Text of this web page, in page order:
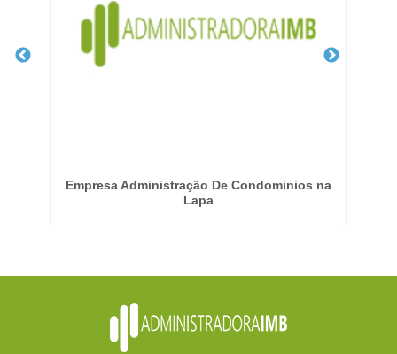
Empresa Administração De Condominios na
Lapa